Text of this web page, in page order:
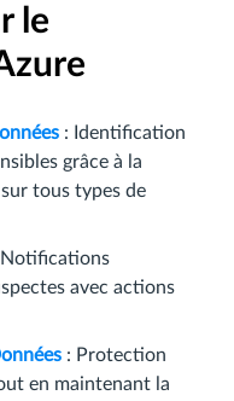
le
: Identification
grâce à la
sur tous types de
avec actions
: Protection
en maintenant la